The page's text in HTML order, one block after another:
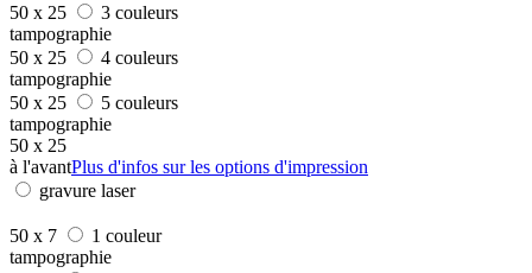
50 x 25
3 couleurs
tampographie
50 x 25
4 couleurs
tampographie
50 x 25
5 couleurs
tampographie
50 x 25
à l'avantPlus d'infos sur les options d'impression
gravure laser
50 x 7
1 couleur
tampographie